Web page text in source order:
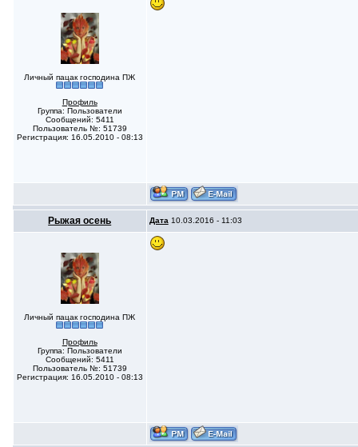
Личный пацак господина ПЖ
Профиль
Группа: Пользователи
Сообщений: 5411
Пользователь №: 51739
Регистрация: 16.05.2010 - 08:13
Рыжая осень Дата 10.03.2016 - 11:03
Личный пацак господина ПЖ
Профиль
Группа: Пользователи
Сообщений: 5411
Пользователь №: 51739
Регистрация: 16.05.2010 - 08:13